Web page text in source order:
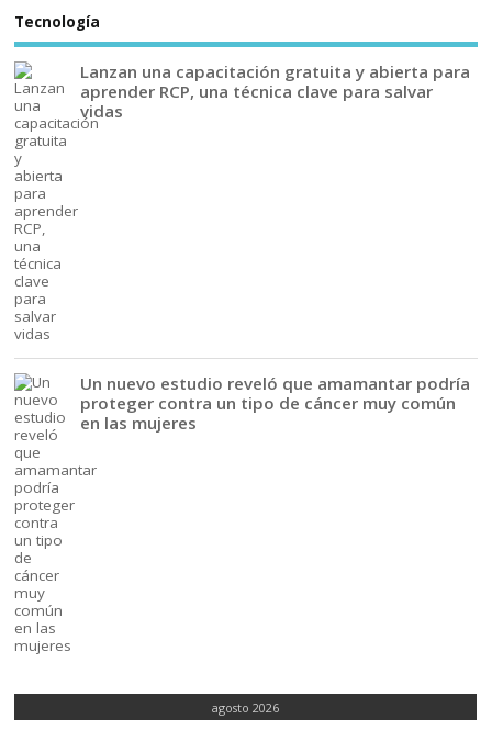
Tecnología
Lanzan una capacitación gratuita y abierta para
aprender RCP, una técnica clave para salvar
vidas
Un nuevo estudio reveló que amamantar podría
proteger contra un tipo de cáncer muy común
en las mujeres
agosto 2026